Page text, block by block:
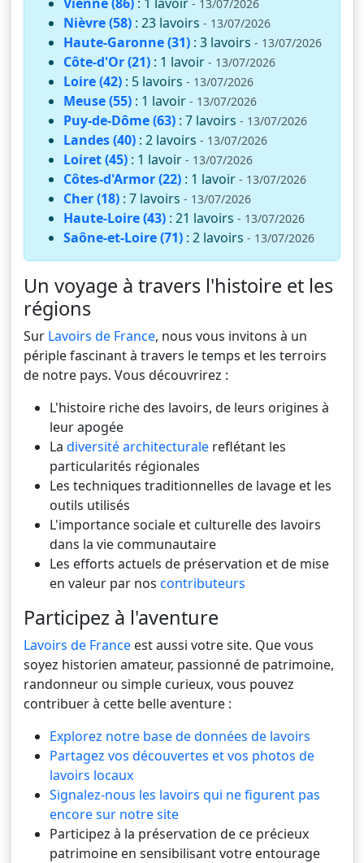
- 13/07/2026
Nièvre (58) : 23 lavoirs - 13/07/2026
Haute-Garonne (31) : 3 lavoirs - 13/07/2026
Côte-d'Or (21) : 1 lavoir - 13/07/2026
Loire (42) : 5 lavoirs - 13/07/2026
Meuse (55) : 1 lavoir - 13/07/2026
Puy-de-Dôme (63) : 7 lavoirs - 13/07/2026
Landes (40) : 2 lavoirs - 13/07/2026
Loiret (45) : 1 lavoir - 13/07/2026
Côtes-d'Armor (22) : 1 lavoir - 13/07/2026
Cher (18) : 7 lavoirs - 13/07/2026
Haute-Loire (43) : 21 lavoirs - 13/07/2026
Saône-et-Loire (71) : 2 lavoirs - 13/07/2026
Un voyage à travers l'histoire et les
régions
Sur Lavoirs de France, nous vous invitons à un
périple fascinant à travers le temps et les terroirs
de notre pays. Vous découvrirez :
L'histoire riche des lavoirs, de leurs origines à
leur apogée
La diversité architecturale reflétant les
particularités régionales
Les techniques traditionnelles de lavage et les
outils utilisés
L'importance sociale et culturelle des lavoirs
dans la vie communautaire
Les efforts actuels de préservation et de mise
en valeur par nos contributeurs
Participez à l'aventure
Lavoirs de France est aussi votre site. Que vous
soyez historien amateur, passionné de patrimoine,
randonneur ou simple curieux, vous pouvez
contribuer à cette belle aventure :
Explorez notre base de données de lavoirs
Partagez vos découvertes et vos photos de
lavoirs locaux
Signalez-nous les lavoirs qui ne figurent pas
encore sur notre site
Participez à la préservation de ce précieux
patrimoine en sensibilisant votre entourage